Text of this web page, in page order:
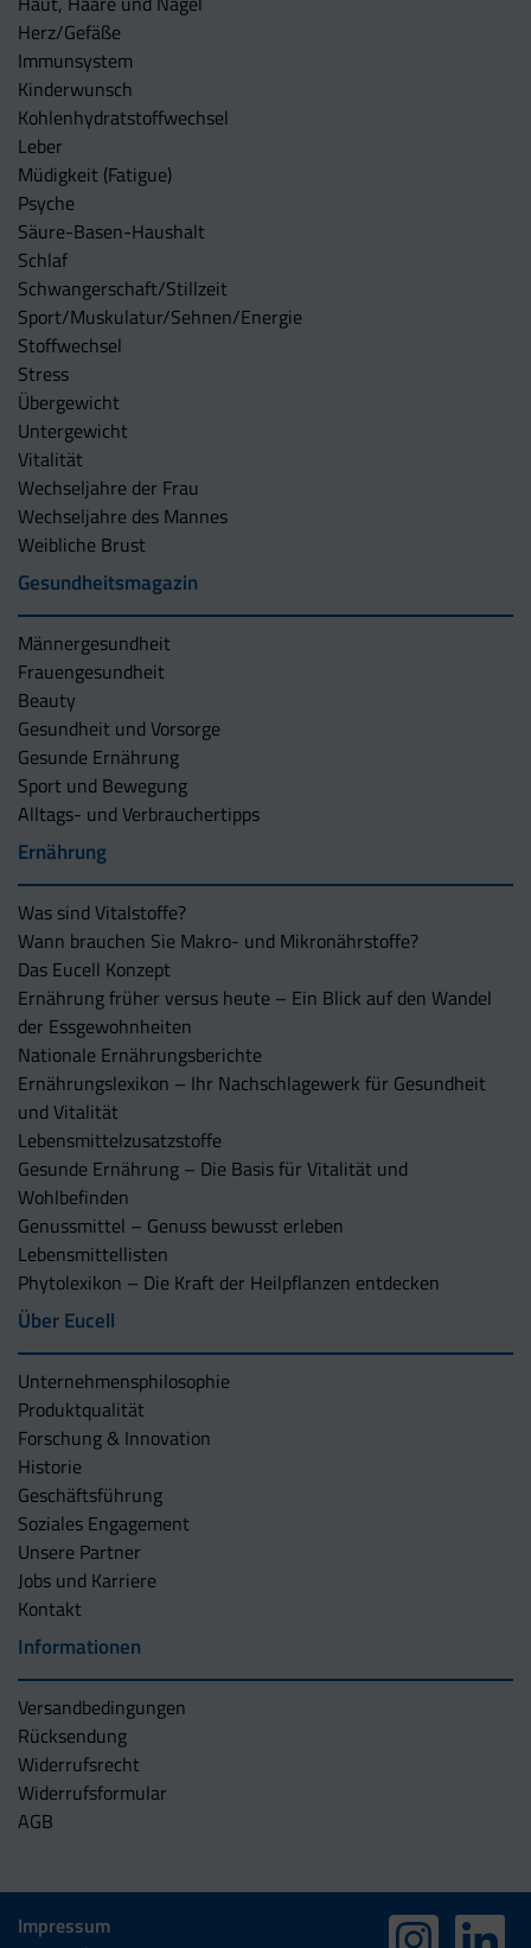
Herz/Gefäße
Immunsystem
Kinderwunsch
Kohlenhydratstoffwechsel
Leber
Müdigkeit (Fatigue)
Psyche
Säure-Basen-Haushalt
Schlaf
Schwangerschaft/Stillzeit
Sport/Muskulatur/Sehnen/Energie
Stoffwechsel
Stress
Übergewicht
Untergewicht
Vitalität
Wechseljahre der Frau
Wechseljahre des Mannes
Weibliche Brust
Gesundheitsmagazin
Männergesundheit
Frauengesundheit
Beauty
Gesundheit und Vorsorge
Gesunde Ernährung
Sport und Bewegung
Alltags- und Verbrauchertipps
Ernährung
Was sind Vitalstoffe?
Wann brauchen Sie Makro- und Mikronährstoffe?
Das Eucell Konzept
Ernährung früher versus heute – Ein Blick auf den Wandel
der Essgewohnheiten
Nationale Ernährungsberichte
Ernährungslexikon – Ihr Nachschlagewerk für Gesundheit
und Vitalität
Lebensmittelzusatzstoffe
Gesunde Ernährung – Die Basis für Vitalität und
Wohlbefinden
Genussmittel – Genuss bewusst erleben
Lebensmittellisten
Phytolexikon – Die Kraft der Heilpflanzen entdecken
Über Eucell
Unternehmens­philosophie
Produktqualität
Forschung & Innovation
Historie
Geschäftsführung
Soziales Engagement
Unsere Partner
Jobs und Karriere
Kontakt
Informationen
Versandbedingungen
Rücksendung
Widerrufsrecht
Widerrufsformular
AGB
Impressum